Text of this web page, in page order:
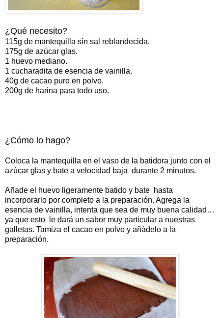
¿Qué necesito?
115g de mantequilla sin sal reblandecida.
175g de azúcar glas.
1 huevo mediano.
1 cucharadita de esencia de vainilla.
40g de cacao puro en polvo.
200g de harina para todo uso.
¿Cómo lo hago?
Coloca la mantequilla en el vaso de la batidora junto con el
azúcar glas y bate a velocidad baja durante 2 minutos.
Añade el huevo ligeramente batido y bate hasta
incorporarlo por completo a la preparación. Agrega la
esencia de vainilla, intenta que sea de muy buena calidad…
ya que esto le dará un sabor muy particular a nuestras
galletas. Tamiza el cacao en polvo y añádelo a la
preparación.